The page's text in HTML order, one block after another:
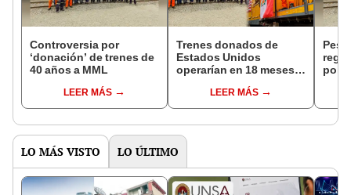
Controversia por
‘donación’ de trenes de
40 años a MML
LEER MÁS
Trenes donados de
Estados Unidos
operarían en 18 meses y
desde Chosica hacia el
Callao
LEER MÁS
LO MÁS VISTO LO ÚLTIMO